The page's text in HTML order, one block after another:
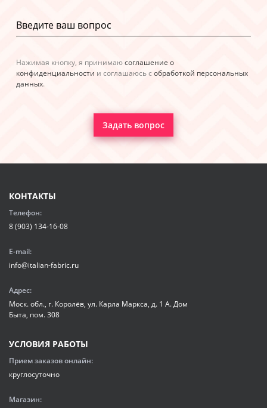
Нажимая кнопку, я принимаюсоглашение о
конфиденциальности и соглашаюсь с обработкой персональных
данных.
Задать вопрос
КОНТАКТЫ
Телефон:
8 (903) 134-16-08
E-mail:
info@italian-fabric.ru
Адрес:
Моск. обл., г. Королёв, ул. Карла Маркса, д. 1 А. Дом
Быта, пом. 308
УСЛОВИЯ РАБОТЫ
Прием заказов онлайн:
круглосуточно
Магазин: